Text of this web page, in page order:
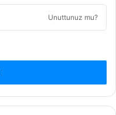
Unuttunuz mu?